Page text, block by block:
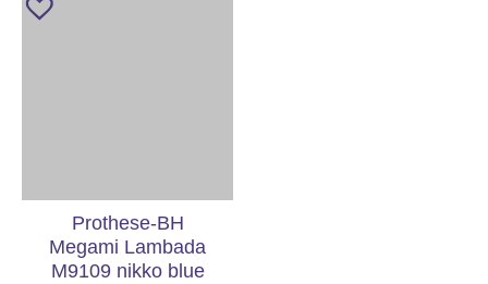
Prothese-BH
Megami Lambada
M9109 nikko blue